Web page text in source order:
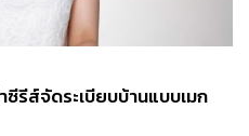
รีส์จัดระเบียบบ้านแบบเมก